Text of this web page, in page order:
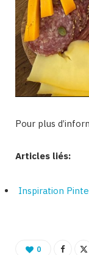
Pour plus
Articles liés:
Inspiration
0